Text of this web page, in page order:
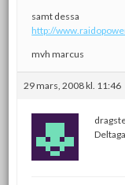
samt dessa
http://
mvh marcus
29 mars, 2008 kl. 11:46